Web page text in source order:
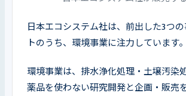
日本エコシステム社は、前出した3つ
トのうち、環境事業に注力しています。
環境事業は、排水浄化処理・土壌汚染
薬品を使わない研究開発と企画・販売